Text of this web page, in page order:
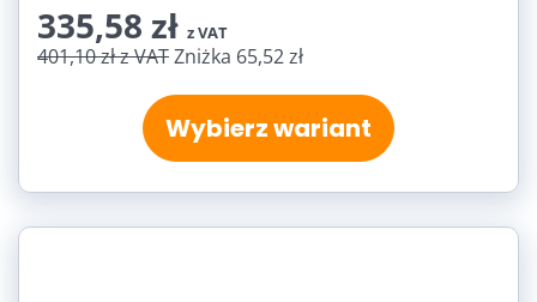
335,58 zł z VAT
401,10 złz VATZniżka 65,52 zł
Wybierz wariant